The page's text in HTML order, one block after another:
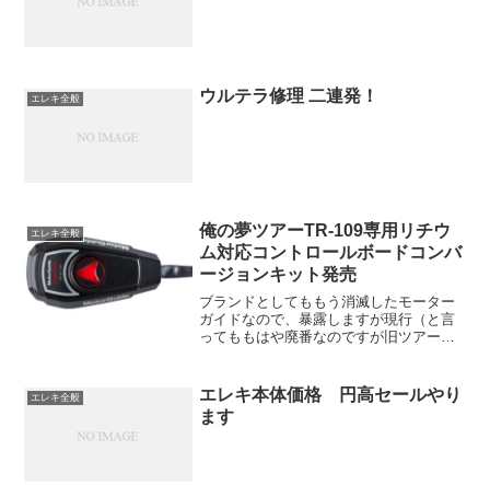
エレキ全般 ウルテラ修理 二連発！
エレキ全般
俺の夢ツアーTR-109専用リチウ
ム対応コントロールボードコンバ
ージョンキット発売
ブランドとしてももう消滅したモーター
ガイドなので、暴露しますが現行（と言
ってももはや廃番なのですが旧ツアーと
応と記載がありますが、36V109ポンドモ
デルについてはリ...
エレキ全般
エレキ本体価格 円高セールやり
ます